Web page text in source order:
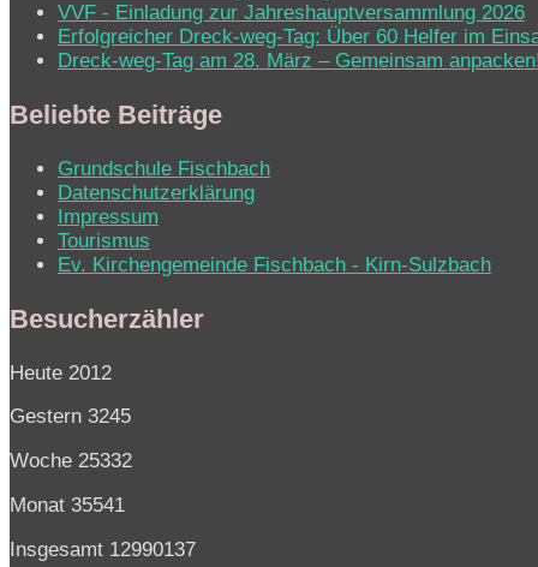
VVF - Einladung zur Jahreshauptversammlung 2026
Erfolgreicher Dreck-weg-Tag: Über 60 Helfer im
Dreck-weg-Tag am 28. März – Gemeinsam
Beliebte Beiträge
Grundschule Fischbach
Datenschutzerklärung
Impressum
Tourismus
Ev. Kirchen­ge­mein­de Fisch­bach - Kirn-Sulz­bach
Besucherzähler
Heute 2012
Gestern 3245
Woche 25332
Monat 35541
Insgesamt 12990137